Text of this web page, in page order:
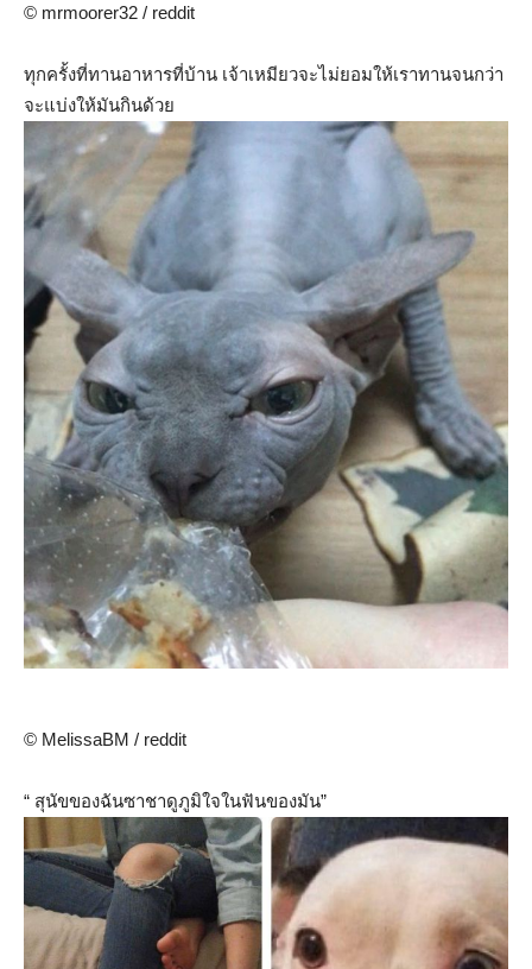
© mrmoorer32 / reddit
ทุกครั้งที่ทานอาหารที่บ้าน เจ้าเหมียวจะไม่ยอมให้เราทานจนกว่า
จะแบ่งให้มันกินด้วย
© MelissaBM / reddit
“ สุนัขของฉันซาชาดูภูมิใจในฟันของมัน”